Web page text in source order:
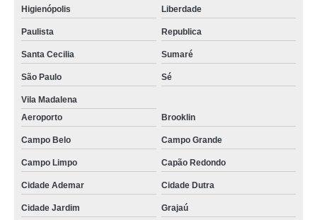
Higienópolis Liberdade
Paulista Republica
Santa Cecilia Sumaré
São Paulo Sé
Vila Madalena
Aeroporto
Brooklin
Campo Belo Campo Grande
Campo Limpo Capão Redondo
Cidade Ademar Cidade Dutra
Cidade Jardim Grajaú